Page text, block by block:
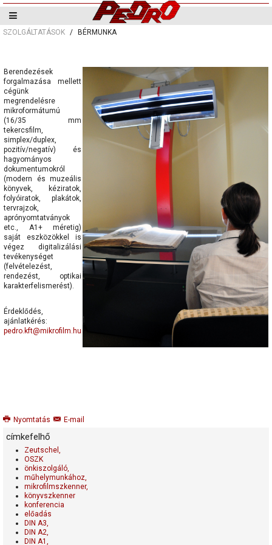
SZOLGÁLTATÁSOK BÉRMUNKA
Berendezések
forgalmazása mellett
cégünk
megrendelésre
mikroformátumú
(16/35 mm
tekercsfilm,
simplex/duplex,
pozitív/negatív) és
hagyományos
dokumentumokról
(modern és muzeális
könyvek, kéziratok,
folyóiratok, plakátok,
tervrajzok,
aprónyomtatványok
etc., A1+ méretig)
saját eszközökkel is
végez digitalizálási
tevékenységet
(felvételezést,
rendezést, optikai
karakterfelismerést).
Érdeklődés,
ajánlatkérés:
pedro.kft@mikrofilm.hu
Nyomtatás E-mail
címkefelhő
Zeutschel,
OSZK
önkiszolgáló,
műhelymunkához,
mikrofilmszkenner,
könyvszkenner
konferencia
előadás
DIN A3,
DIN A2,
DIN A1,